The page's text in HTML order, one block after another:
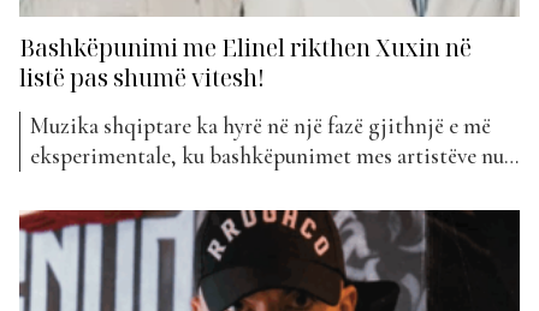
Bashkëpunimi me Elinel rikthen Xuxin në
listë pas shumë vitesh!
Muzika shqiptare ka hyrë në një fazë gjithnjë e më
eksperimentale, ku bashkëpunimet mes artistëve nuk
diçka të re, të ndjerë dhe të vërtetë. Një shembull i
qartë është kënga më e re “Nalu”, një bashkëpunim
mes reperit të njohur...